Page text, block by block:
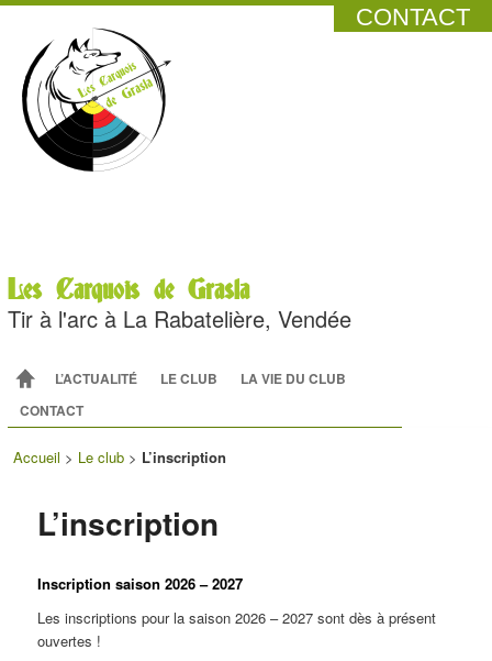
CONTACT
Les Carquois de Grasla
Tir à l'arc à La Rabatelière, Vendée
Menu principal
ALLER AU CONTENU PRINCIPAL
ALLER AU CONTENU SECONDAIRE
L’ACTUALITÉ LE CLUB
LA VIE DU CLUB
CONTACT
Accueil > Le club> L’inscription
L’inscription
Inscription saison 2026 – 2027
Les inscriptions pour la saison 2026 – 2027 sont dès à présent
ouvertes !